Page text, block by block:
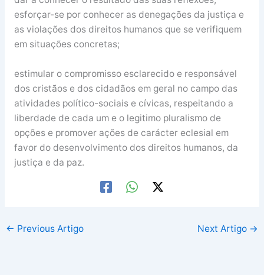
esforçar-se por conhecer as denegações da justiça e
as violações dos direitos humanos que se verifiquem
em situações concretas;
estimular o compromisso esclarecido e responsável
dos cristãos e dos cidadãos em geral no campo das
atividades político-sociais e cívicas, respeitando a
liberdade de cada um e o legitimo pluralismo de
opções e promover ações de carácter eclesial em
favor do desenvolvimento dos direitos humanos, da
justiça e da paz.
← Previous Artigo Next Artigo →